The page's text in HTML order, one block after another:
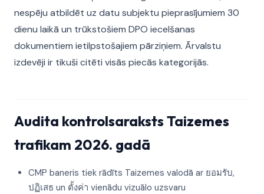
nespēju atbildēt uz datu subjektu pieprasījumiem 30
dienu laikā un trūkstošiem DPO iecelšanas
dokumentiem ietilpstošajiem pārziņiem. Ārvalstu
izdevēji ir tikuši citēti visās piecās kategorijās.
Audita kontrolsaraksts Taizemes
trafikam 2026. gadā
CMP baneris tiek rādīts Taizemes valodā ar ยอมรับ,
ปฏิเสธ un ตั้งค่า vienādu vizuālo uzsvaru